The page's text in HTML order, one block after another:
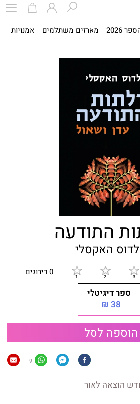
2026 מארזים משתלמים אמנויות
התודעה
האקסלי
0 דירוגים
ספר דיגיטלי
38 ₪
הוספה לסל
9
הוצאה לאור